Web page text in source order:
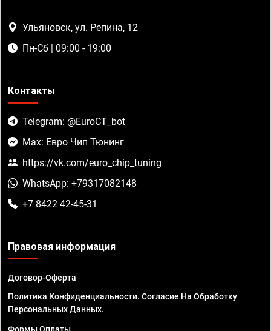
Ульяновск, ул. Репина, 12
Пн-Сб | 09:00 - 19:00
Контакты
Telegram: @EuroCT_bot
Max: Евро Чип Тюнинг
https://vk.com/euro_chip_tuning
WhatsApp: +79317082148
+7 8422 42-45-31
Правовая информация
Договор-Оферта
Политика Конфиденциальности. Согласие На Обработку
Персональных Данных.